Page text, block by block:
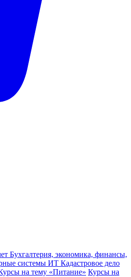
Бухгалтерия, экономика, финансы,
системы ИТ Кадастровое дело
на тему «Питание» Курсы на